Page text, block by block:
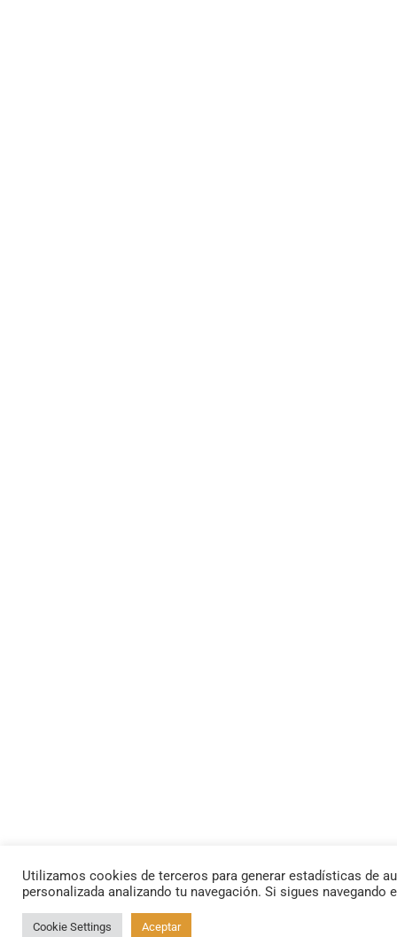
Utilizamos cookies de terceros para generar estadísticas de
personalizada analizando tu navegación. Si sigues navegando
Cookie Settings Aceptar